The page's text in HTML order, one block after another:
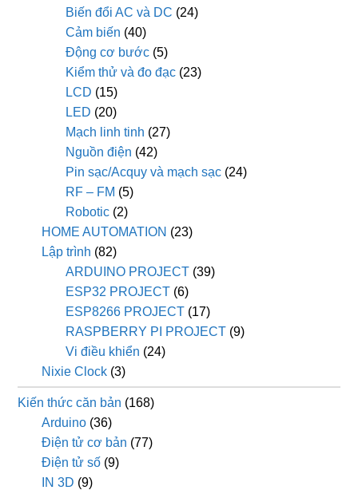
Biến đổi AC và DC (24)
Cảm biến (40)
Động cơ bước (5)
Kiểm thử và đo đạc (23)
LCD (15)
LED (20)
Mạch linh tinh (27)
Nguồn điện (42)
Pin sạc/Acquy và mạch sạc (24)
RF – FM (5)
Robotic (2)
HOME AUTOMATION (23)
Lập trình (82)
ARDUINO PROJECT (39)
ESP32 PROJECT (6)
ESP8266 PROJECT (17)
RASPBERRY PI PROJECT (9)
Vi điều khiển (24)
Nixie Clock (3)
Kiến thức căn bản (168)
Arduino (36)
Điện tử cơ bản (77)
Điện tử số (9)
IN 3D (9)